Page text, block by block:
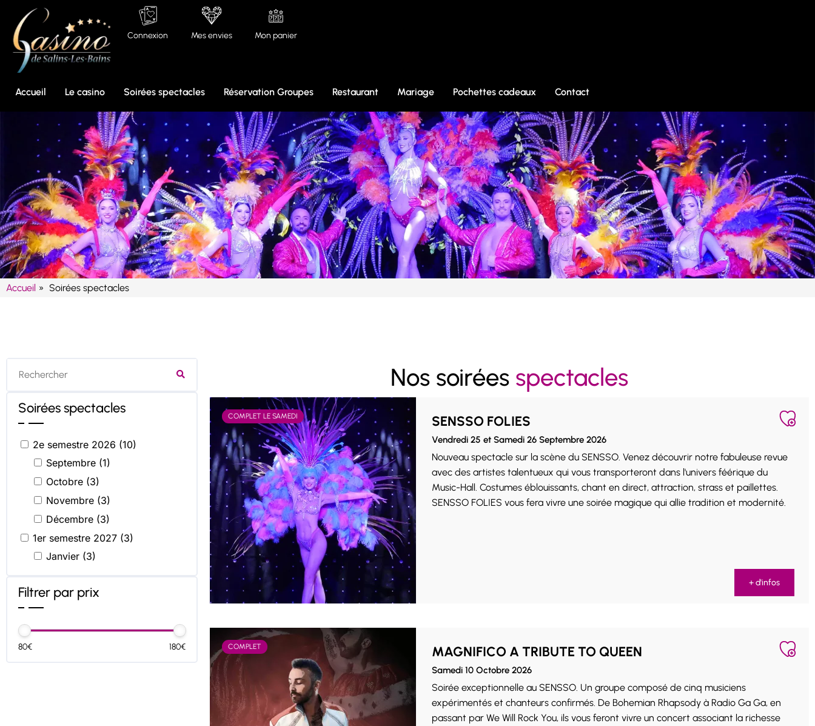
Accueil Le casino Soirées spectacles Réservation Groupes Restaurant Mariage Pochettes cadeaux Contact
Connexion Mes envies Mon panier
Accueil Soirées spectacles
Rechercher
Soirées spectacles
2e semestre 2026 (10)
Septembre (1)
Octobre (3)
Novembre (3)
Décembre (3)
1er semestre 2027 (3)
Janvier (3)
Filtrer par prix
80€ 180€
Nos soirées spectacles
SENSSO FOLIES
Vendredi 25 et Samedi 26 Septembre 2026
COMPLET LE SAMEDI
Nouveau spectacle sur la scène du SENSSO. Venez découvrir notre fabuleuse revue
avec des artistes talentueux qui vous transporteront dans l'univers féérique du
Music-Hall. Costumes éblouissants, chant en direct, attraction, strass et paillettes.
SENSSO FOLIES vous fera vivre une soirée magique qui allie tradition et modernité.
+ d'infos
MAGNIFICO A TRIBUTE TO QUEEN
Samedi 10 Octobre 2026
COMPLET
Soirée exceptionnelle au SENSSO. Un groupe composé de cinq musiciens
expérimentés et chanteurs confirmés. De Bohemian Rhapsody à Radio Ga Ga, en
passant par We Will Rock You, ils vous feront vivre un concert associant la richesse
Panneau de gestion des cookies